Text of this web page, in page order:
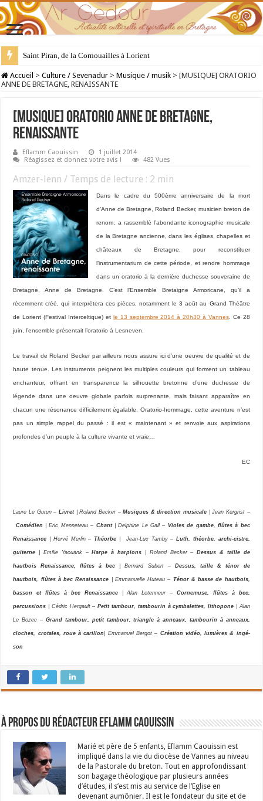
Saint Piran, de la Cornouailles à Lorient
28 juillet : Saint Samson de Dol, père de la Bretagne chrétienne
Accueil > Culture / Sevenadur > Musique / musik > [MUSIQUE] ORATORIO
ANNE DE BRETAGNE, RENAISSANTE
[MUSIQUE] ORATORIO ANNE DE BRETAGNE,
RENAISSANTE
Eflamm Caouissin
1 juillet 2014
Réagissez et donnez votre avis !
482 Vues
Amzer-lenn / Temps de lecture : 2 min
Dans le cadre du 500ème anniversaire de la mort
d’Anne de Bretagne, Roland Becker, musicien breton de
renom, a rassemblé l’abondante iconographie musicale
de la Bretagne ancienne, dans les églises, chapelles et
châteaux de Bretagne, pour reconstituer
l’instrumentarium de cette période, et rendre hommage
dans un oratorio à la dernière duchesse souveraine de
Bretagne, Anne de Bretagne. C’est l’Ensemble Bretaigne Armoricane, qu’il a
récemment créé, qui interprètera ces pièces, notamment le 3 août au Grand Théâtre
de Lorient (Festival Interceltique) et le 13 septembre 2014 à 20h30 à Vannes. Ce 28
juin, l’ensemble présentait l’oratorio à Lesneven.
Le travail de Roland Becker par ailleurs nous assure ici d’une oeuvre de qualité et de
haute tenue. Les instruments peignent les multiples couleurs qui forment un tableau
enchanteur, offrant en transparence la silhouette bretonne d’une duchesse de
légende dans une oeuvre globale parfois surprenante, mais faisant apparaître en
chacun une résonance difficilement égalable. Oratorio-hommage, cette aventure n’est
pas un simple rappel du passé : il est « maintenant » et renvoie aux aspirations
profondes d’un peuple à la culture vivante et vraie…
EC
Laure Le Gurun – Livret| Roland Becker –Musiques & direction musicale | Jean Kergrist –
Comédien | Eric Menneteau – Chant| Delphine Le Gall – Violes de gambe, flûtes à bec
Renaissance | Hervé Merlin –Théorbe | Jean-Luc Tamby –Luth, théorbe, archi-cistre,
guiterne | Emilie Yaouank –Harpe à harpions | Roland Becker –Dessus & taille de
hautbois Renaissance, flûtes à bec | Bernard Subert – Dessus, taille & ténor de
hautbois, flûtes à bec Renaissance | Emmanuelle Huteau – Ténor & basse de hautbois,
basson et flûtes à bec Renaissance| Alan Letenneur –Cornemuse, flûtes à bec,
percussions | Cédric Hergault –Petit tambour, tambourin à cymbalettes, lithopone | Alan
Le Bozec – Grand tambour, petit tambour, triangle à anneaux, tambourin à anneaux,
cloches, crotales, roue à carillon | Emmanuel Bergot – Création vidéo, lumières & ingé-
son
À propos du rédacteur Eflamm Caouissin
Marié et père de 5 enfants, Eflamm Caouissin est
impliqué dans la vie du diocèse de Vannes au niveau
de la Pastorale du breton. Tout en approfondissant
son bagage théologique par plusieurs années
d’études, il s’est mis au service de l’Eglise en
devenant aumônier. Il est le fondateur du site et de